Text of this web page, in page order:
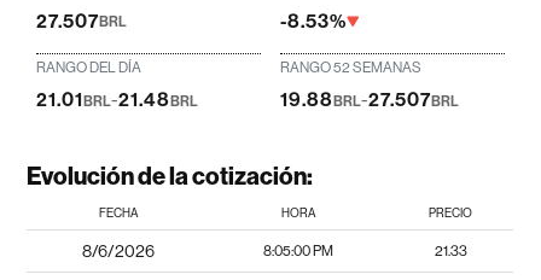
27.507BRL -8.53%
RANGO DEL DÍA
21.01BRL-21.48BRL
RANGO 52 SEMANAS
19.88 BRL-27.507BRL
Evolución de la cotización:
FECHA HORA PRECIO
8/6/2026 8:05:00 PM 21.33